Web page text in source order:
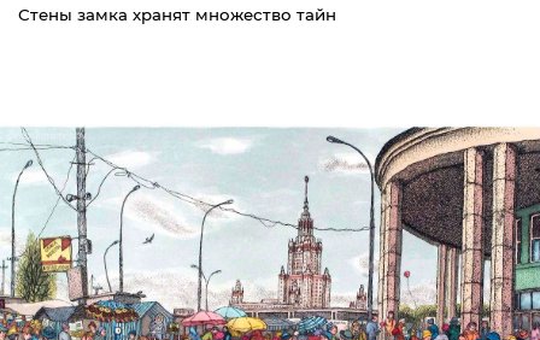
Стены замка хранят множество тайн